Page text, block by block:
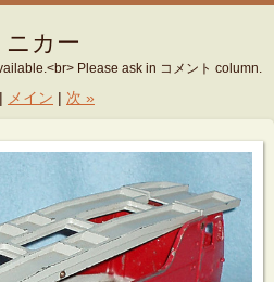
ニカー
Please ask in コメント column.
メイン 次 »